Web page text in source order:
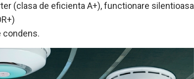
(clasa de eficienta A+), functionare silentioasa
condens.